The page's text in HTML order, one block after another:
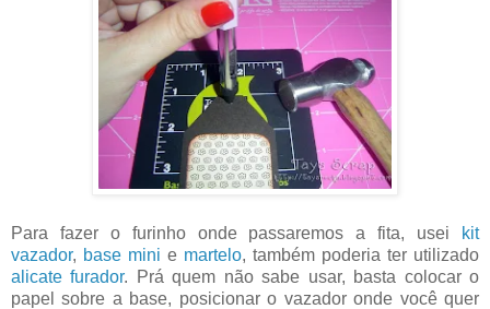
Para fazer o furinho onde passaremos a fita, usei
kit
vazador, base mini e martelo, também poderia ter utilizado
alicate furador. Prá quem não sabe usar, basta colocar o
papel sobre a base, posicionar o vazador onde você quer